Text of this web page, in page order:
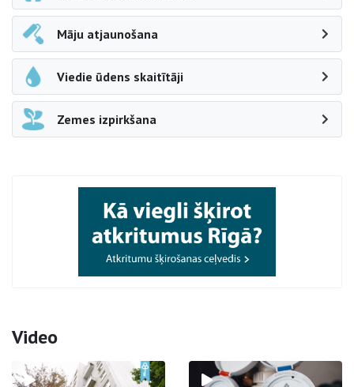
Māju atjaunošana
Viedie ūdens skaitītāji
Zemes izpirkšana
Video